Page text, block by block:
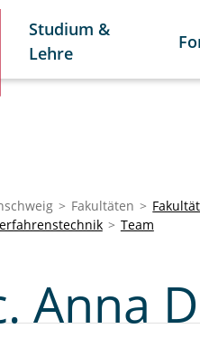
Studium &
Lehre
Fakultäten
Team
Anna